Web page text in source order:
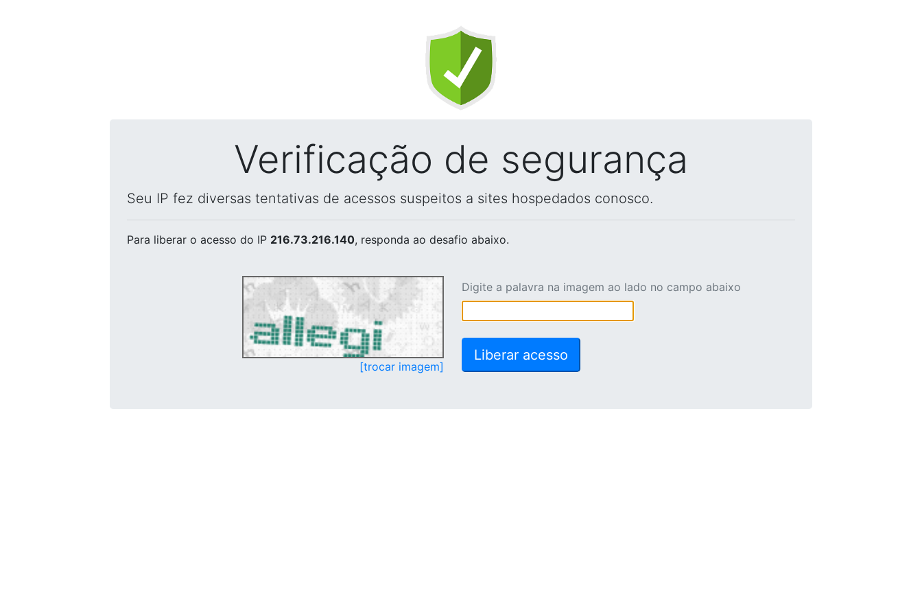
Verificação de segurança
Seu IP fez diversas tentativas de acessos suspeitos a sites hospedados conosco.
Para liberar o acesso do IP 216.73.216.140, responda ao desafio abaixo.
[trocar imagem]
Digite a palavra na imagem ao lado no campo abaixo